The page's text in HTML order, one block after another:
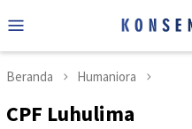
ke
Mobile
Beranda Humaniora
CPF Luhulima